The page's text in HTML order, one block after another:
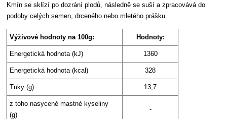
Kmín se sklízí po dozrání plodů, následně se suší a zpracovává do
podoby celých semen, drceného nebo mletého prášku.
Výživové hodnoty na 100g: Hodnoty:
Energetická hodnota (kJ) 1360
Energetická hodnota (kcal) 328
Tuky (g) 13,7
z toho nasycené mastné kyseliny
(g)
-